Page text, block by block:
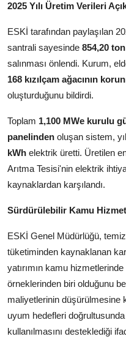
2025 Yılı Üretim Verileri
ESKİ tarafından paylaşılan
santrali sayesinde 854,20
salınması önlendi. Kurum,
168 kızılçam ağacının
oluşturduğunu bildirdi.
Toplam 1,100 MWe kurulu
panelinden oluşan sistem,
kWh elektrik üretti. Üretilen
Arıtma Tesisi'nin elektrik
kaynaklardan karşılandı.
Sürdürülebilir Kamu
ESKİ Genel Müdürlüğü,
tüketiminden kaynaklanan
yatırımın kamu
örneklerinden biri olduğunu
maliyetlerinin düşürülmesine
uyum hedefleri
kullanılmasını desteklediği